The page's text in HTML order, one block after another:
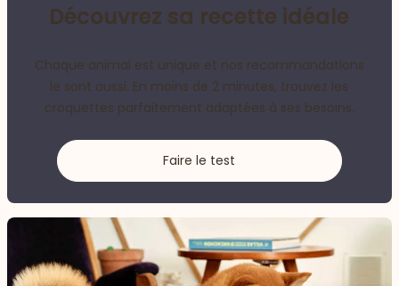
Découvrez sa recette idéale
Chaque animal est unique et nos recommandations
le sont aussi. En moins de 2 minutes, trouvez les
croquettes parfaitement adaptées à ses besoins.
Faire le test